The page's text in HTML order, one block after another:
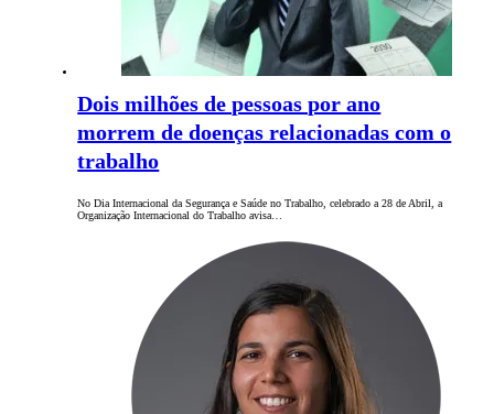
Dois milhões de pessoas por ano
morrem de doenças relacionadas com o
trabalho
No Dia Internacional da Segurança e Saúde no Trabalho, celebrado a 28 de Abril, a
Organização Internacional do Trabalho avisa…